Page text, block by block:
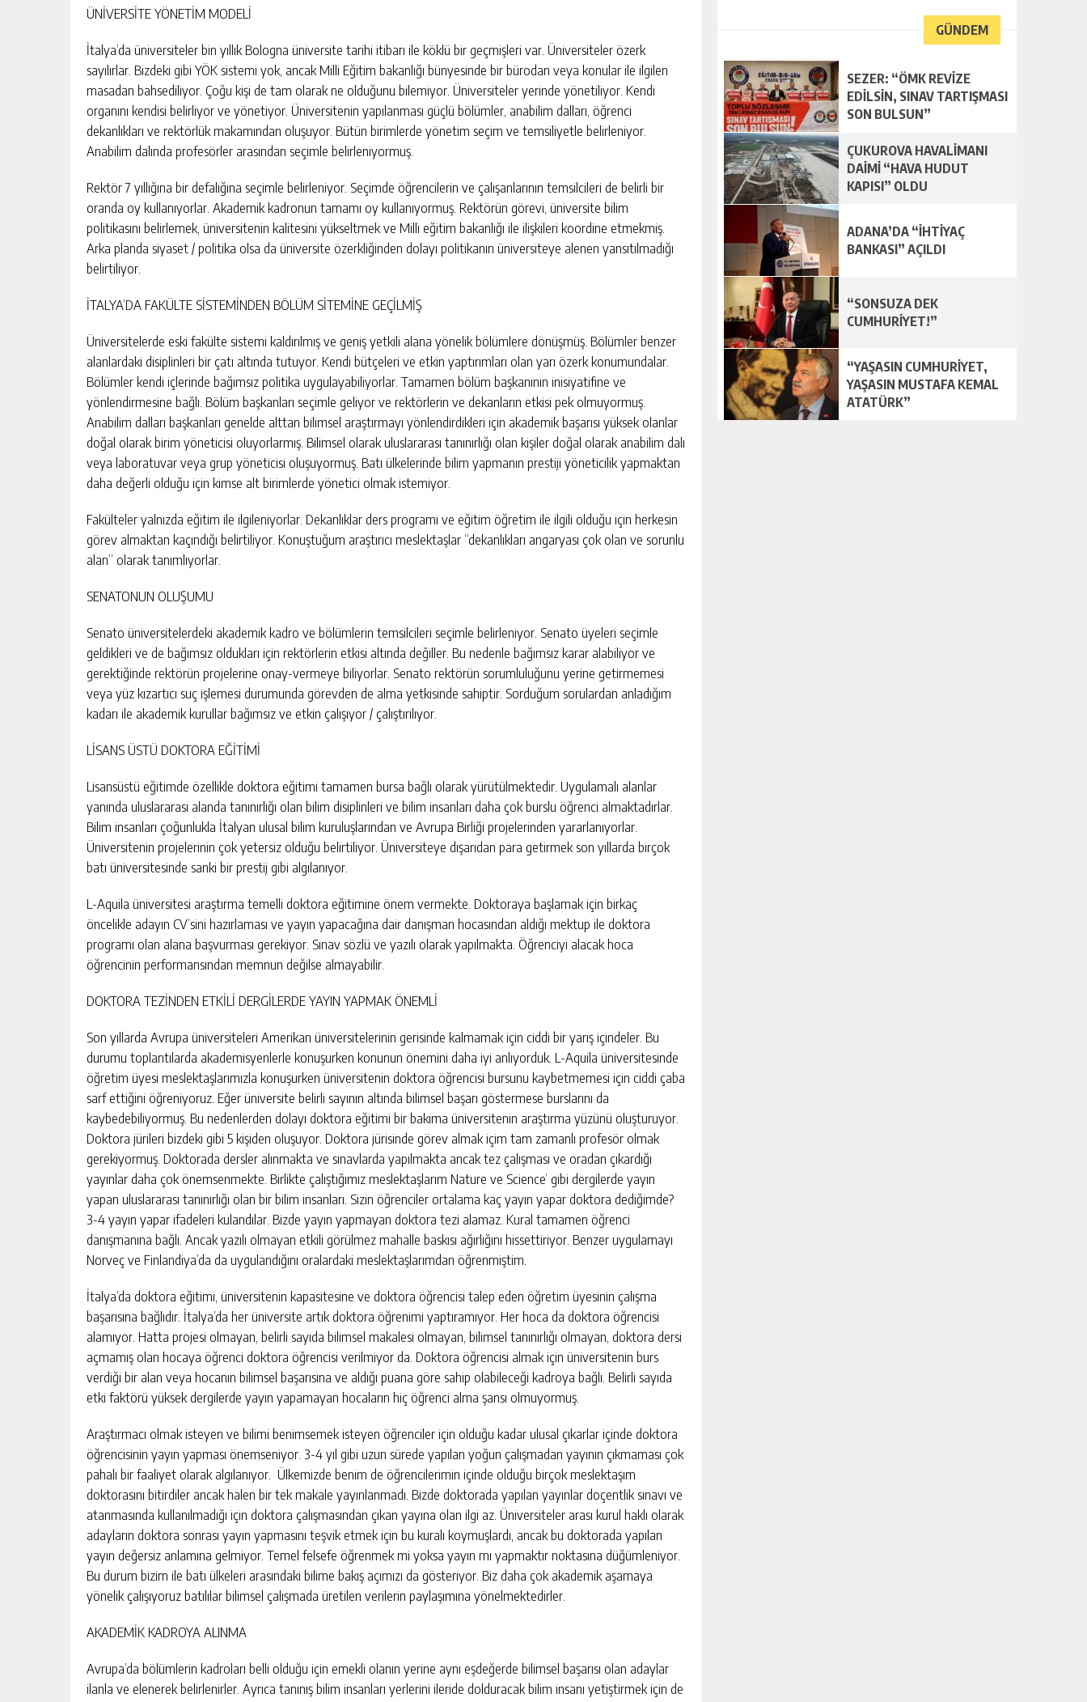
ÜNİVERSİTE YÖNETİM MODELİ
İtalya’da üniversiteler bin yıllık Bologna üniversite tarihi itibarı ile köklü bir geçmişleri var. Üniversiteler özerk
sayılırlar. Bizdeki gibi YÖK sistemi yok, ancak Milli Eğitim bakanlığı bünyesinde bir bürodan veya konular ile ilgilen
masadan bahsediliyor. Çoğu kişi de tam olarak ne olduğunu bilemiyor. Üniversiteler yerinde yönetiliyor. Kendi
organını kendisi belirliyor ve yönetiyor. Üniversitenin yapılanması güçlü bölümler, anabilim dalları, öğrenci
dekanlıkları ve rektörlük makamından oluşuyor. Bütün birimlerde yönetim seçim ve temsiliyetle belirleniyor.
Anabilim dalında profesörler arasından seçimle belirleniyormuş.
Rektör 7 yıllığına bir defalığına seçimle belirleniyor. Seçimde öğrencilerin ve çalışanlarının temsilcileri de belirli bir
oranda oy kullanıyorlar. Akademik kadronun tamamı oy kullanıyormuş. Rektörün görevi, üniversite bilim
politikasını belirlemek, üniversitenin kalitesini yükseltmek ve Milli eğitim bakanlığı ile ilişkileri koordine etmekmiş.
Arka planda siyaset / politika olsa da üniversite özerkliğinden dolayı politikanın üniversiteye alenen yansıtılmadığı
belirtiliyor.
İTALYA’DA FAKÜLTE SİSTEMİNDEN BÖLÜM SİTEMİNE GEÇİLMİŞ
Üniversitelerde eski fakülte sistemi kaldırılmış ve geniş yetkili alana yönelik bölümlere dönüşmüş. Bölümler benzer
alanlardaki disiplinleri bir çatı altında tutuyor. Kendi bütçeleri ve etkin yaptırımları olan yarı özerk konumundalar.
Bölümler kendi içlerinde bağımsız politika uygulayabiliyorlar. Tamamen bölüm başkanının inisiyatifine ve
yönlendirmesine bağlı. Bölüm başkanları seçimle geliyor ve rektörlerin ve dekanların etkisi pek olmuyormuş.
Anabilim dalları başkanları genelde alttan bilimsel araştırmayı yönlendirdikleri için akademik başarısı yüksek olanlar
doğal olarak birim yöneticisi oluyorlarmış. Bilimsel olarak uluslararası tanınırlığı olan kişiler doğal olarak anabilim dalı
veya laboratuvar veya grup yöneticisi oluşuyormuş. Batı ülkelerinde bilim yapmanın prestiji yöneticilik yapmaktan
daha değerli olduğu için kimse alt birimlerde yönetici olmak istemiyor.
Fakülteler yalnızda eğitim ile ilgileniyorlar. Dekanlıklar ders programı ve eğitim öğretim ile ilgili olduğu için herkesin
görev almaktan kaçındığı belirtiliyor. Konuştuğum araştırıcı meslektaşlar “dekanlıkları angaryası çok olan ve sorunlu
alan” olarak tanımlıyorlar.
SENATONUN OLUŞUMU
Senato üniversitelerdeki akademik kadro ve bölümlerin temsilcileri seçimle belirleniyor. Senato üyeleri seçimle
geldikleri ve de bağımsız oldukları için rektörlerin etkisi altında değiller. Bu nedenle bağımsız karar alabiliyor ve
gerektiğinde rektörün projelerine onay-vermeye biliyorlar. Senato rektörün sorumluluğunu yerine getirmemesi
veya yüz kızartıcı suç işlemesi durumunda görevden de alma yetkisinde sahiptir. Sorduğum sorulardan anladığım
kadarı ile akademik kurullar bağımsız ve etkin çalışıyor / çalıştırılıyor.
LİSANS ÜSTÜ DOKTORA EĞİTİMİ
Lisansüstü eğitimde özellikle doktora eğitimi tamamen bursa bağlı olarak yürütülmektedir. Uygulamalı alanlar
yanında uluslararası alanda tanınırlığı olan bilim disiplinleri ve bilim insanları daha çok burslu öğrenci almaktadırlar.
Bilim insanları çoğunlukla İtalyan ulusal bilim kuruluşlarından ve Avrupa Birliği projelerinden yararlanıyorlar.
Üniversitenin projelerinin çok yetersiz olduğu belirtiliyor. Üniversiteye dışarıdan para getirmek son yıllarda birçok
batı üniversitesinde sanki bir prestij gibi algılanıyor.
L-Aquila üniversitesi araştırma temelli doktora eğitimine önem vermekte. Doktoraya başlamak için birkaç
öncelikle adayın CV’sini hazırlaması ve yayın yapacağına dair danışman hocasından aldığı mektup ile doktora
programı olan alana başvurması gerekiyor. Sınav sözlü ve yazılı olarak yapılmakta. Öğrenciyi alacak hoca
öğrencinin performansından memnun değilse almayabilir.
DOKTORA TEZİNDEN ETKİLİ DERGİLERDE YAYIN YAPMAK ÖNEMLİ
Son yıllarda Avrupa üniversiteleri Amerikan üniversitelerinin gerisinde kalmamak için ciddi bir yarış içindeler. Bu
durumu toplantılarda akademisyenlerle konuşurken konunun önemini daha iyi anlıyorduk. L-Aquila üniversitesinde
öğretim üyesi meslektaşlarımızla konuşurken üniversitenin doktora öğrencisi bursunu kaybetmemesi için ciddi çaba
sarf ettiğini öğreniyoruz. Eğer üniversite belirli sayının altında bilimsel başarı göstermese burslarını da
kaybedebiliyormuş. Bu nedenlerden dolayı doktora eğitimi bir bakıma üniversitenin araştırma yüzünü oluşturuyor.
Doktora jürileri bizdeki gibi 5 kişiden oluşuyor. Doktora jürisinde görev almak içim tam zamanlı profesör olmak
gerekiyormuş. Doktorada dersler alınmakta ve sınavlarda yapılmakta ancak tez çalışması ve oradan çıkardığı
yayınlar daha çok önemsenmekte. Birlikte çalıştığımız meslektaşlarım Nature ve Science’ gibi dergilerde yayın
yapan uluslararası tanınırlığı olan bir bilim insanları. Sizin öğrenciler ortalama kaç yayın yapar doktora dediğimde?
3-4 yayın yapar ifadeleri kulandılar. Bizde yayın yapmayan doktora tezi alamaz. Kural tamamen öğrenci
danışmanına bağlı. Ancak yazılı olmayan etkili görülmez mahalle baskısı ağırlığını hissettiriyor. Benzer uygulamayı
Norveç ve Finlandiya’da da uygulandığını oralardaki meslektaşlarımdan öğrenmiştim.
İtalya’da doktora eğitimi, üniversitenin kapasitesine ve doktora öğrencisi talep eden öğretim üyesinin çalışma
başarısına bağlıdır. İtalya’da her üniversite artık doktora öğrenimi yaptıramıyor. Her hoca da doktora öğrencisi
alamıyor. Hatta projesi olmayan, belirli sayıda bilimsel makalesi olmayan, bilimsel tanınırlığı olmayan, doktora dersi
açmamış olan hocaya öğrenci doktora öğrencisi verilmiyor da. Doktora öğrencisi almak için üniversitenin burs
verdiği bir alan veya hocanın bilimsel başarısına ve aldığı puana göre sahip olabileceği kadroya bağlı. Belirli sayıda
etki faktörü yüksek dergilerde yayın yapamayan hocaların hiç öğrenci alma şansı olmuyormuş.
Araştırmacı olmak isteyen ve bilimi benimsemek isteyen öğrenciler için olduğu kadar ulusal çıkarlar içinde doktora
öğrencisinin yayın yapması önemseniyor. 3-4 yıl gibi uzun sürede yapılan yoğun çalışmadan yayının çıkmaması çok
pahalı bir faaliyet olarak algılanıyor. Ülkemizde benim de öğrencilerimin içinde olduğu birçok meslektaşım
doktorasını bitirdiler ancak halen bir tek makale yayınlanmadı. Bizde doktorada yapılan yayınlar doçentlik sınavı ve
atanmasında kullanılmadığı için doktora çalışmasından çıkan yayına olan ilgi az. Üniversiteler arası kurul haklı olarak
adayların doktora sonrası yayın yapmasını teşvik etmek için bu kuralı koymuşlardı, ancak bu doktorada yapılan
yayın değersiz anlamına gelmiyor. Temel felsefe öğrenmek mi yoksa yayın mı yapmaktır noktasına düğümleniyor.
Bu durum bizim ile batı ülkeleri arasındaki bilime bakış açımızı da gösteriyor. Biz daha çok akademik aşamaya
yönelik çalışıyoruz batılılar bilimsel çalışmada üretilen verilerin paylaşımına yönelmektedirler.
AKADEMİK KADROYA ALINMA
Avrupa’da bölümlerin kadroları belli olduğu için emekli olanın yerine aynı eşdeğerde bilimsel başarısı olan adaylar
ilanla ve elenerek belirlenirler. Ayrıca tanınış bilim insanları yerlerini ileride dolduracak bilim insanı yetiştirmek için de
GÜNDEM
SEZER: “ÖMK REVİZE
EDİLSİN, SINAV TARTIŞMASI
SON BULSUN”
ÇUKUROVA HAVALİMANI
DAİMİ “HAVA HUDUT
KAPISI” OLDU
ADANA’DA “İHTİYAÇ
BANKASI” AÇILDI
“SONSUZA DEK
CUMHURİYET!”
“YAŞASIN CUMHURİYET,
YAŞASIN MUSTAFA KEMAL
ATATÜRK”